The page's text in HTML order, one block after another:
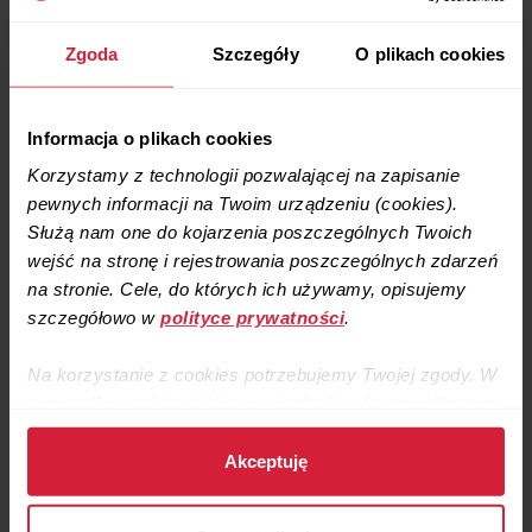
Zgoda Szczegóły O plikach cookies
Informacja o plikach cookies
Korzystamy z technologii pozwalającej na zapisanie
pewnych informacji na Twoim urządzeniu (cookies).
Służą nam one do kojarzenia poszczególnych Twoich
wejść na stronę i rejestrowania poszczególnych zdarzeń
na stronie. Cele, do których ich używamy, opisujemy
szczegółowo w polityce prywatności.
Na korzystanie z cookies potrzebujemy Twojej zgody. W
działania strony, zgodę stanowi samo dalsze korzystanie
Akceptuję
przewietrzanie po godzinach
się plan pracy instalacji oparty o rytm funkcjonowania firmy.